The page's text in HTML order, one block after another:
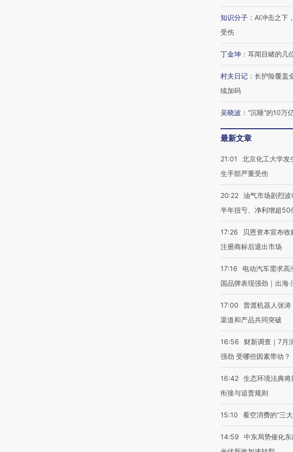
知识分子 ： AI冲击之下
受伤
丁金坤 ： 耳闻目睹的几
村夫日记 ： 长护险覆盖
续加码
吴晓波 ： “沉睡”的10万
最新文章
21:01
北京化工大学发
生手部严重受伤
20:22 油气市场剧烈
半年扭亏、净利增超50
17:26
贝恩资本宣布
注册商标后退出市场
17:16
电动汽车需求高
国品牌表现强劲｜出海·
17:00
普渡机器人张涛
渠道和产品共同突破
16:56
财新调查｜7月
强劲 受哪些因素带动？
16:42 生态环境法典
衔接与追责规则
15:10 看空消费的“三
14:59
中东局势催化